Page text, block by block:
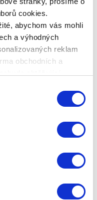
cookies.
abychom vás mohli
a výhodných
reklam
obchodních a
3
garanci